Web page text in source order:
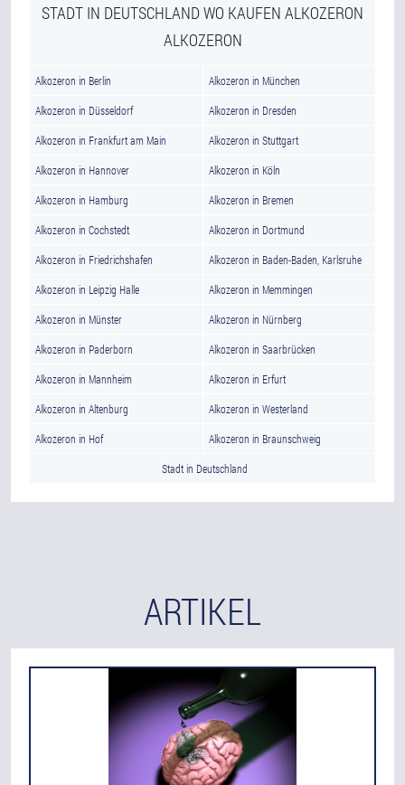
STADT IN DEUTSCHLAND WO KAUFEN ALKOZERON
ALKOZERON
Alkozeron in Berlin Alkozeron in München
Alkozeron in Düsseldorf Alkozeron in Dresden
Alkozeron in Frankfurt am Main Alkozeron in Stuttgart
Alkozeron in Hannover Alkozeron in Köln
Alkozeron in Hamburg Alkozeron in Bremen
Alkozeron in Cochstedt Alkozeron in Dortmund
Alkozeron in Friedrichshafen Alkozeron in Baden-Baden, Karlsruhe
Alkozeron in Leipzig Halle Alkozeron in Memmingen
Alkozeron in Münster Alkozeron in Nürnberg
Alkozeron in Paderborn Alkozeron in Saarbrücken
Alkozeron in Mannheim Alkozeron in Erfurt
Alkozeron in Altenburg Alkozeron in Westerland
Alkozeron in Hof Alkozeron in Braunschweig
Stadt in Deutschland
ARTIKEL